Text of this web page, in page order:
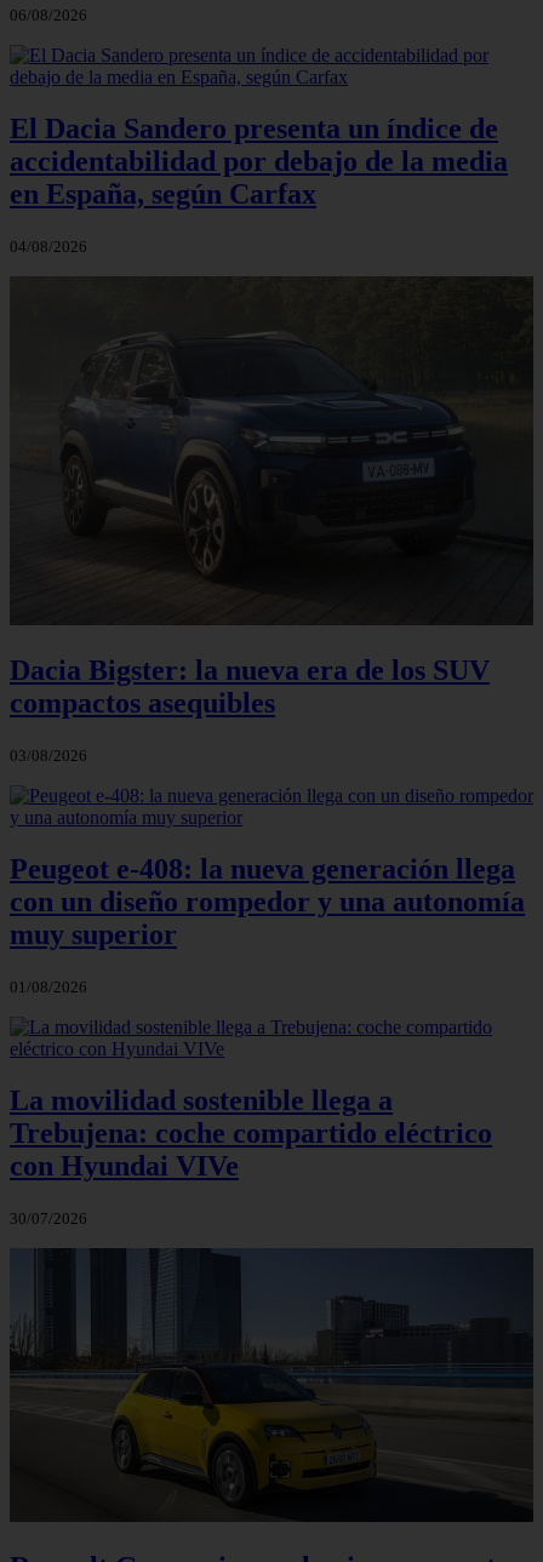
06/08/2026
El Dacia Sandero presenta un índice de
accidentabilidad por debajo de la media
en España, según Carfax
04/08/2026
Dacia Bigster: la nueva era de los SUV
compactos asequibles
03/08/2026
Peugeot e-408: la nueva generación llega
con un diseño rompedor y una autonomía
muy superior
01/08/2026
La movilidad sostenible llega a
Trebujena: coche compartido eléctrico
con Hyundai VIVe
30/07/2026